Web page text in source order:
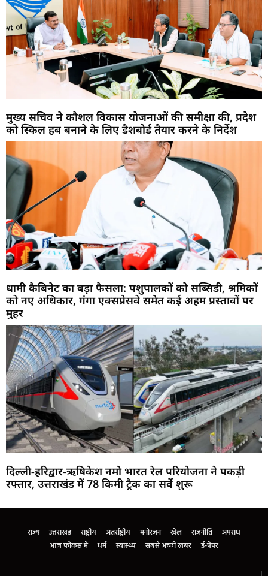
मुख्य सचिव ने कौशल विकास योजनाओं की समीक्षा की, प्रदेश
को स्किल हब बनाने के लिए डैशबोर्ड तैयार करने के निर्देश
धामी कैबिनेट का बड़ा फैसला: पशुपालकों को सब्सिडी, श्रमिकों
को नए अधिकार, गंगा एक्सप्रेसवे समेत कई अहम प्रस्तावों पर
मुहर
दिल्ली-हरिद्वार-ऋषिकेश नमो भारत रेल परियोजना ने पकड़ी
रफ्तार, उत्तराखंड में 78 किमी ट्रैक का सर्वे शुरू
राज्य उत्तराखंड राष्ट्रीय अंतर्राष्ट्रीय मनोरंजन खेल राजनीति
अपराध
आज फोकस में
धर्म स्वास्थ्य सबसे अच्छी खबर ई-पेपर